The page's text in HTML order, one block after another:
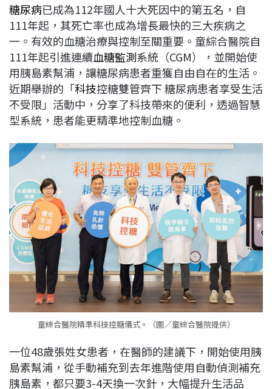
b
o
o
k
a
d
s
e
d
I
n
L
i
n
k
糖尿病已成為112年國人十大死因中的第五名，自
111年起，其死亡率也成為增長最快的三大疾病之
一。有效的血糖治療與控制至關重要。童綜合醫院自
111年起引進連續血糖監測系統（CGM），並開始使
用胰島素幫浦，讓糖尿病患者重獲自由自在的生活。
近期舉辦的「科技控糖雙管齊下 糖尿病患者享受生活
不受限」活動中，分享了科技帶來的便利，透過智慧
型系統，患者能更精準地控制血糖。
童綜合醫院精準科技控糖儀式。（圖／童綜合醫院提供）
一位48歲張姓女患者，在醫師的建議下，開始使用胰
島素幫浦，從手動補充到去年進階使用自動偵測補充
胰島素，都只要3-4天換一次針，大幅提升生活品